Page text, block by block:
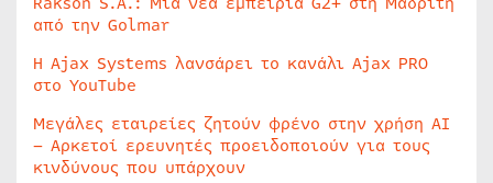
από την Golmar
Η Ajax Systems λανσάρει το κανάλι Ajax PRO
στο YouTube
Μεγάλες εταιρείες ζητούν φρένο στην χρήση AI
– Αρκετοί ερευνητές προειδοποιούν για τους
κινδύνους που υπάρχουν